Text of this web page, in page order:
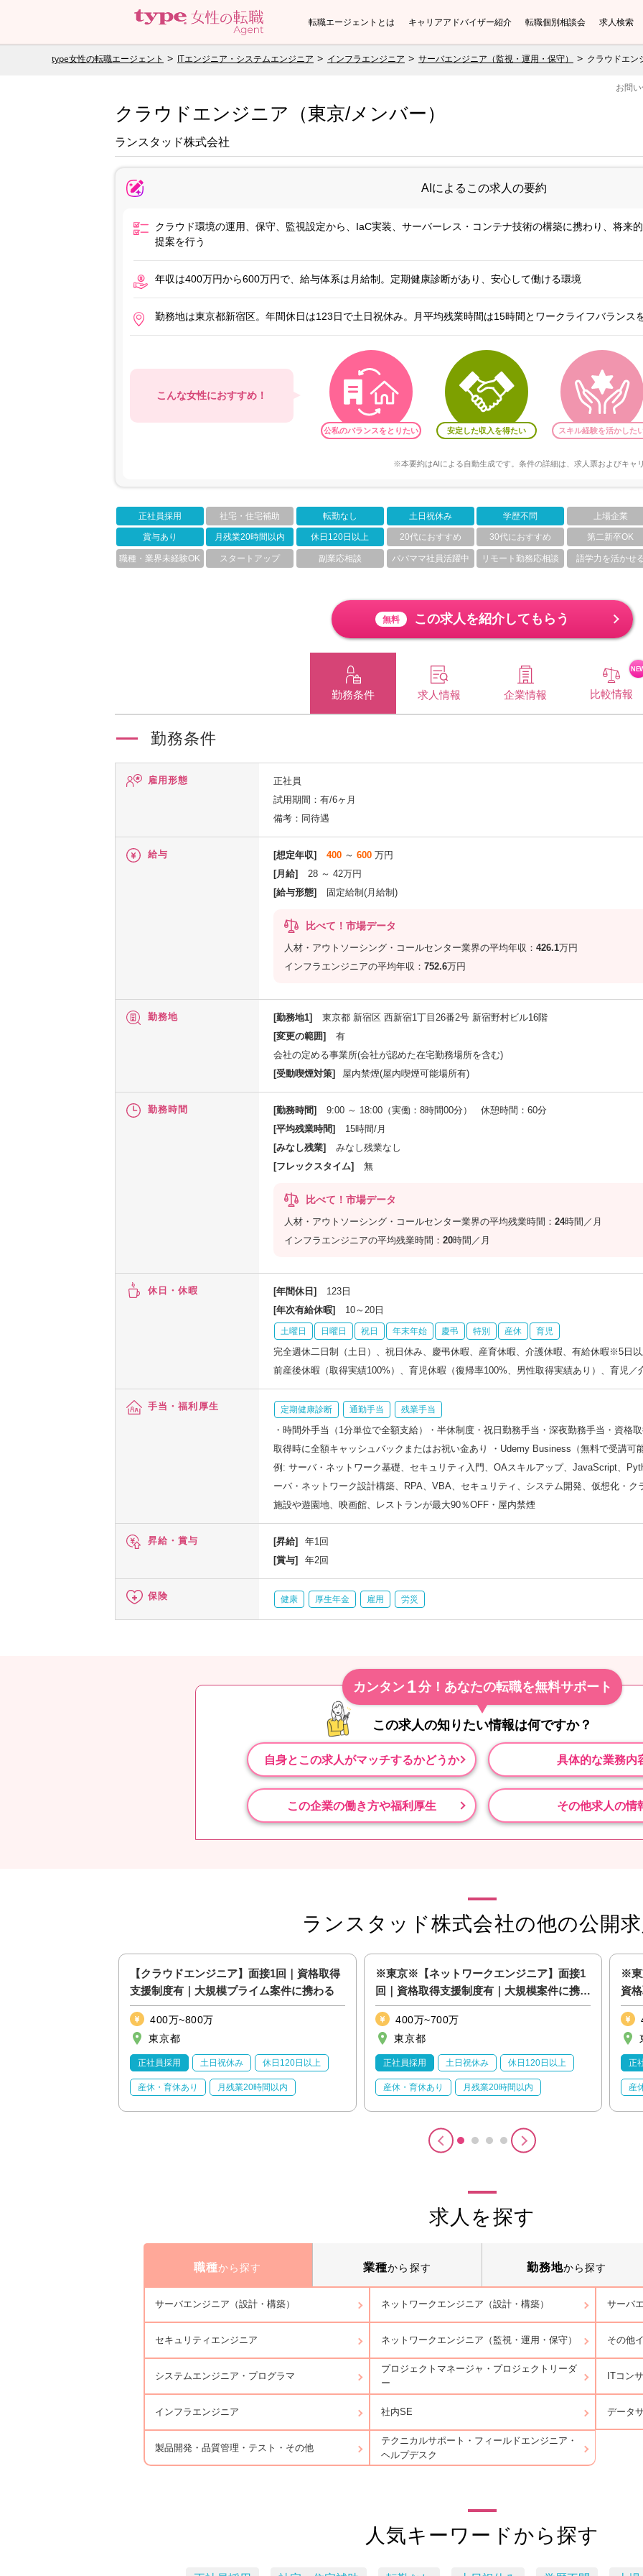
転職エージェントとは キャリアアドバイザー紹介 転職個別相談会 求人検索
type女性の転職エージェント ITエンジニア・システムエンジニア インフラエンジニア サーバエンジニア（監視・運用・保守） クラウドエン
お問
クラウドエンジニア（東京/メンバー）
ランスタッド株式会社
AIによるこの求人の要約
クラウド環境の運用、保守、監視設定から、IaC実装、サーバーレス・コンテナ技術の構築に携わり、将来
提案を行う
年収は400万円から600万円で、給与体系は月給制。定期健康診断があり、安心して働ける環境
勤務地は東京都新宿区。年間休日は123日で土日祝休み。月平均残業時間は15時間とワークライフバランス
こんな女性におすすめ！
公私のバランスをとりたい 安定した収入を得たい スキル経験を活かした
※本要約はAIによる自動生成です。条件の詳細は、求人票およびキャ
正社員採用 社宅・住宅補助 転勤なし 土日祝休み 学歴不問 上場企業
賞与あり 月残業20時間以内 休日120日以上 20代におすすめ 30代におすすめ 第二新卒OK
職種・業界未経験OK スタートアップ 副業応相談 パパママ社員活躍中 リモート勤務応相談 語学力を活かせ
無料 この求人を紹介してもらう
勤務条件 求人情報 企業情報 比較情報
勤務条件
雇用形態
正社員
試用期間：有/6ヶ月
備考：同待遇
給与 [想定年収] 400 ～ 600 万円
[月給]
28 ～ 42万円
[給与形態]
固定給制(月給制)
比べて！市場データ
人材・アウトソーシング・コールセンター業界の平均年収： 426.1万円
インフラエンジニアの平均年収： 752.6万円
勤務地 [勤務地1]
東京都 新宿区 西新宿1丁目26番2号 新宿野村ビル16階
[変更の範囲]
有
会社の定める事業所(会社が認めた在宅勤務場所を含む)
[受動喫煙対策]
屋内禁煙(屋内喫煙可能場所有)
勤務時間 [勤務時間]
9:00 ～ 18:00（実働：8時間00分） 休憩時間：60分
[平均残業時間]
15時間/月
[みなし残業]
みなし残業なし
[フレックスタイム]
無
比べて！市場データ
人材・アウトソーシング・コールセンター業界の平均残業時間： 24時間／月
インフラエンジニアの平均残業時間： 20時間／月
休日・休暇 [年間休日]
123日
[年次有給休暇]
10～20日
土曜日 日曜日 祝日 年末年始 慶弔 特別 産休 育児
完全週休二日制（土日）、祝日休み、慶弔休暇、産育休暇、介護休暇、有給休暇※5日
前産後休暇（取得実績100%）、育児休暇（復帰率100%、男性取得実績あり）、育児
手当・福利厚生 定期健康診断 通勤手当 残業手当
・時間外手当（1分単位で全額支給）・半休制度・祝日勤務手当・深夜勤務手当・資
取得時に全額キャッシュバックまたはお祝い金あり ・Udemy Business（無料で受講
例: サーバ・ネットワーク基礎、セキュリティ入門、OAスキルアップ、JavaScript、
ーバ・ネットワーク設計構築、RPA、VBA、セキュリティ、システム開発、仮想化・
施設や遊園地、映画館、レストランが最大90％OFF・屋内禁煙
昇給・賞与 [昇給]
年1回
[賞与]
年2回
保険 健康 厚生年金 雇用 労災
カンタン 1分！あなたの転職を無料サポート
この求人の知りたい情報は何ですか？
自身とこの求人がマッチするかどうか 具体的な業務内
この企業の働き方や福利厚生 その他求人の情
ランスタッド株式会社の他の公開
【クラウドエンジニア】面接1回｜資格取得
支援制度有｜大規模プライム案件に携わる
400万~800万
東京都
正社員採用 土日祝休み 休日120日以上
産休・育休あり 月残業20時間以内
※東京※【ネットワークエンジニア】面接1
回｜資格取得支援制度有｜大規模案件に携わ
る
400万~700万
東京都
正社員採用 土日祝休み 休日120日以上
産休・育休あり 月残業20時間以内
※東
資
正
産
求人を探す
職種から探す 業種から探す 勤務地から探す
サーバエンジニア（設計・構築） ネットワークエンジニア（設計・構築） サーバ
セキュリティエンジニア ネットワークエンジニア（監視・運用・保守） その他
システムエンジニア・プログラマ
プロジェクトマネージャ・プロジェクトリーダ
ー
ITコン
インフラエンジニア 社内SE データ
製品開発・品質管理・テスト・その他
テクニカルサポート・フィールドエンジニア・
ヘルプデスク
人気キーワードから探す